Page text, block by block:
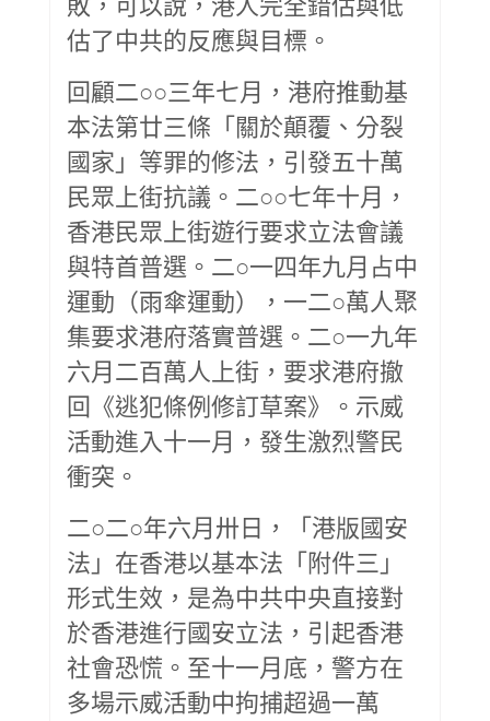
估了中共的反應與目標。
回顧二○○三年七月，港府推動基
本法第廿三條「關於顛覆、分裂
國家」等罪的修法，引發五十萬
民眾上街抗議。二○○七年十月，
香港民眾上街遊行要求立法會議
與特首普選。二○一四年九月占中
運動（雨傘運動），一二○萬人聚
集要求港府落實普選。二○一九年
六月二百萬人上街，要求港府撤
回《逃犯條例修訂草案》。示威
活動進入十一月，發生激烈警民
衝突。
二○二○年六月卅日，「港版國安
法」在香港以基本法「附件三」
形式生效，是為中共中央直接對
於香港進行國安立法，引起香港
社會恐慌。至十一月底，警方在
多場示威活動中拘捕超過一萬